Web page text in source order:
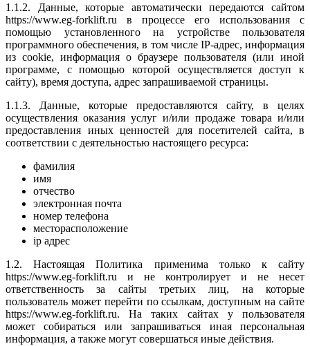
1.1.2. Данные, которые автоматически передаются сайтом
https://www.eg-forklift.ru в процессе его использования с
помощью установленного на устройстве пользователя
программного обеспечения, в том числе IP-адрес, информация
из cookie, информация о браузере пользователя (или иной
программе, с помощью которой осуществляется доступ к
сайту), время доступа, адрес запрашиваемой страницы.
1.1.3. Данные, которые предоставляются сайту, в целях
осуществления оказания услуг и/или продаже товара и/или
предоставления иных ценностей для посетителей сайта, в
соответствии с деятельностью настоящего ресурса:
фамилия
имя
отчество
электронная почта
номер телефона
месторасположение
ip адрес
1.2. Настоящая Политика применима только к сайту
https://www.eg-forklift.ru и не контролирует и не несет
ответственность за сайты третьих лиц, на которые
пользователь может перейти по ссылкам, доступным на сайте
https://www.eg-forklift.ru. На таких сайтах у пользователя
может собираться или запрашиваться иная персональная
информация, а также могут совершаться иные действия.